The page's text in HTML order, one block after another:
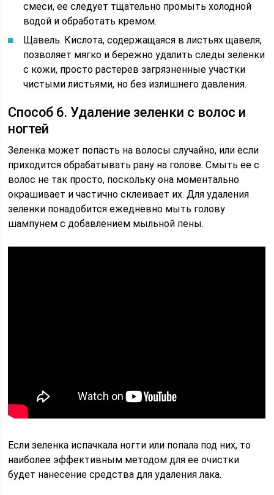
смеси, ее следует тщательно промыть холодной
водой и обработать кремом.
Щавель. Кислота, содержащаяся в листьях щавеля,
позволяет мягко и бережно удалить следы зеленки
с кожи, просто растерев загрязненные участки
чистыми листьями, но без излишнего давления.
Способ 6. Удаление зеленки с волос и
ногтей
Зеленка может попасть на волосы случайно, или если
приходится обрабатывать рану на голове. Смыть ее с
волос не так просто, поскольку она моментально
окрашивает и частично склеивает их. Для удаления
зеленки понадобится ежедневно мыть голову
шампунем с добавлением мыльной пены.
Если зеленка испачкала ногти или попала под них, то
наиболее эффективным методом для ее очистки
будет нанесение средства для удаления лака.